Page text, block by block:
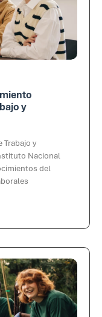
y
Trabajo y
Nacional
del